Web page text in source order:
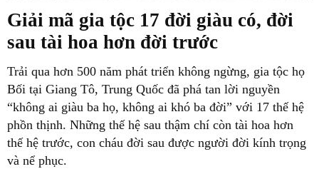
Giải mã gia tộc 17 đời giàu có, đời
sau tài hoa hơn đời trước
Trải qua hơn 500 năm phát triển không ngừng, gia tộc họ
Bối tại Giang Tô, Trung Quốc đã phá tan lời nguyền
“không ai giàu ba họ, không ai khó ba đời” với 17 thế hệ
phồn thịnh. Những thế hệ sau thậm chí còn tài hoa hơn
thế hệ trước, con cháu đời sau được người đời kính trọng
và nể phục.